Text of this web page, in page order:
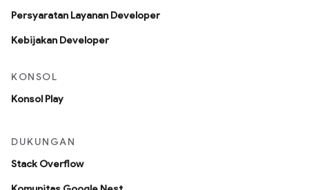
Persyaratan Layanan Developer
Kebijakan Developer
KONSOL
Konsol Play
DUKUNGAN
Stack Overflow